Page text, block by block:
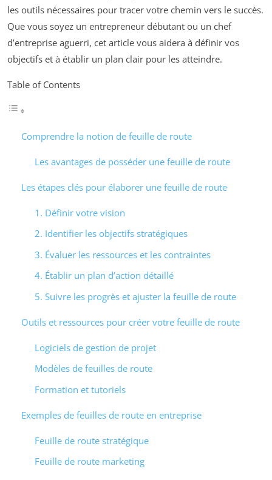
les outils nécessaires pour tracer votre chemin vers le succès.
Que vous soyez un entrepreneur débutant ou un chef
d’entreprise aguerri, cet article vous aidera à définir vos
objectifs et à établir un plan clair pour les atteindre.
Table of Contents
Comprendre la notion de feuille de route
Les avantages de posséder une feuille de route
Les étapes clés pour élaborer une feuille de route
1. Définir votre vision
2. Identifier les objectifs stratégiques
3. Évaluer les ressources et les contraintes
4. Établir un plan d’action détaillé
5. Suivre les progrès et ajuster la feuille de route
Outils et ressources pour créer votre feuille de route
Logiciels de gestion de projet
Modèles de feuilles de route
Formation et tutoriels
Exemples de feuilles de route en entreprise
Feuille de route stratégique
Feuille de route marketing